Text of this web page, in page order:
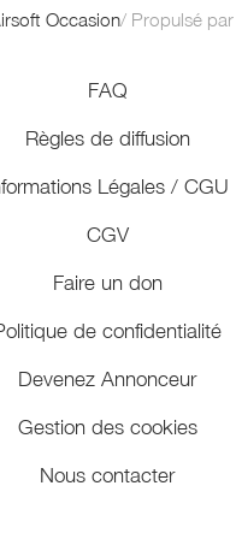
Occasion/ Propulsé par
FAQ
Règles de diffusion
Légales / CGU
CGV
Faire un don
de confidentialité
Devenez Annonceur
Gestion des cookies
Nous contacter